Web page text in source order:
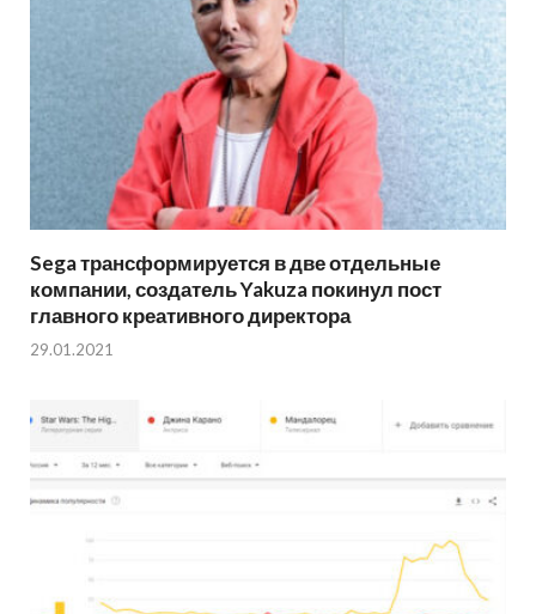
Sega трансформируется в две отдельные
компании, создатель Yakuza покинул пост
главного креативного директора
29.01.2021